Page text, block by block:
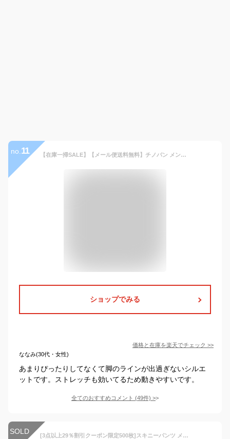
no. 11 【在庫一掃SALE】【メール便送料無料】チノパン メンズ ストレッチ スリムパンツ ボトムス スキニー パンツ テーパードパンツ チノパンツ ストレッチパンツ ゴルフ 仕事 ビジネス 細身 20代 30代 40代 白 黒 ズボン パンツ ベージュ スリムフィットチノパン
ショップでみる
価格と在庫を楽天でチェック >>
ななみ(30代・女性)
あまりぴったりしてなくて脚のラインが出過ぎないシルエ
ットです。ストレッチも効いてるため動きやすいです。
全てのおすすめコメント (49件) >
SOLD [3点以上29％割引クーポン限定500枚]スキニーパンツ メンズ ストレッチパンツ ロングパンツ カラーパンツ ズボン・パンツ ストレッチ 動きやすい 抗菌 清潔 菌に強い スリム NAVY ネイビー プラチナレギンス ハイパワーストレッチパンツ MBM1804